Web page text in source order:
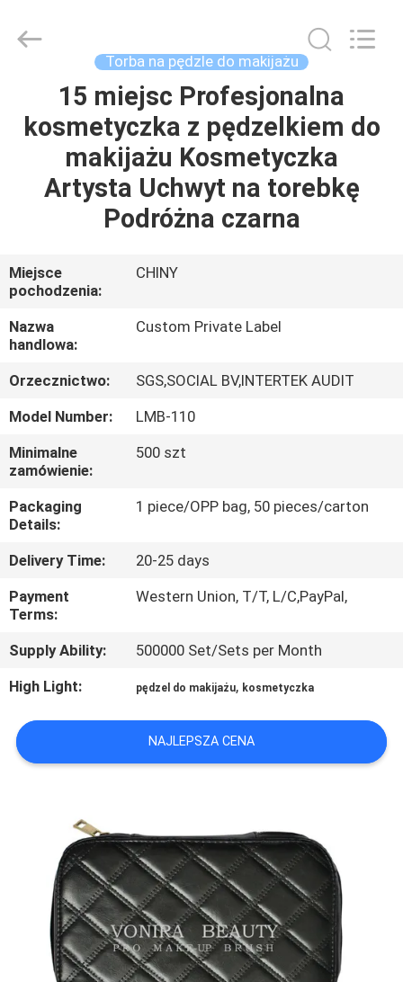
PRODUKTY
WYCIECZKA
PO
FABRYCE
KONTROLA
JAKOŚCI
SITEMAP
PRIVACY
POLICY
Cosmetics
Torba na pędzle do makijażu
15 miejsc Profesjonalna
kosmetyczka z pędzelkiem do
makijażu Kosmetyczka
Artysta Uchwyt na torebkę
Podróżna czarna
Miejsce
pochodzenia:
CHINY
Nazwa
handlowa:
Custom Private Label
Orzecznictwo:
SGS,SOCIAL BV,INTERTEK AUDIT
Model Number:
LMB-110
Minimalne
zamówienie:
500 szt
Packaging
Details:
1 piece/OPP bag, 50 pieces/carton
Delivery Time:
20-25 days
Payment
Terms:
Western Union, T/T, L/C,PayPal,
Supply Ability:
500000 Set/Sets per Month
High Light:
pędzel do makijażu, kosmetyczka
NAJLEPSZA CENA